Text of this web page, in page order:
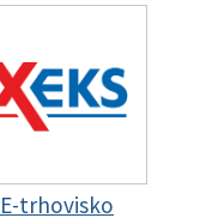
E-trhovisko